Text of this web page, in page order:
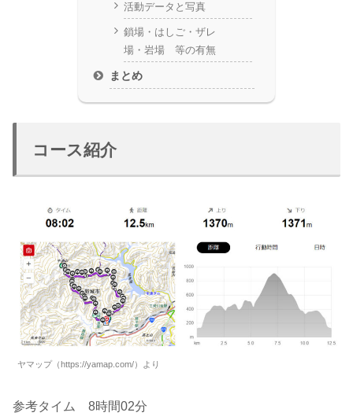
活動データと写真
鎖場・はしご・ザレ
場・岩場 等の有無
まとめ
コース紹介
ヤマップ（https://yamap.com/）より
参考タイム 8時間02分